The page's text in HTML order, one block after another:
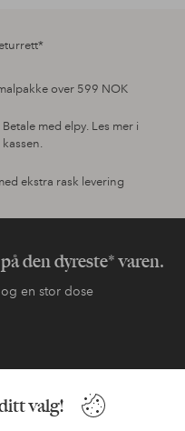
valg!
over 599 NOK
Betale med elpy. Les mer i
kassen.
ekstra rask levering
den dyreste* varen.
en stor dose